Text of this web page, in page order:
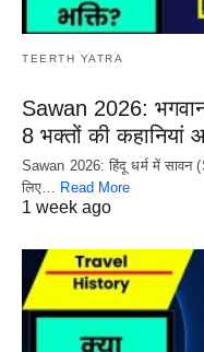
TEERTH YATRA
Sawan 2026:
8 भक्तों की
Sawan 2026: हिंदू धर्म में सावन
लिए…
Read More
1 week ago